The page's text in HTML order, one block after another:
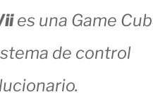
es una Game
de control